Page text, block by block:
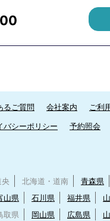
るご質問 会社案内
ご利
バシーポリシー 予約照会
北海道・道南 青森県
山県 石川県 福井県
取県 岡山県 広島県